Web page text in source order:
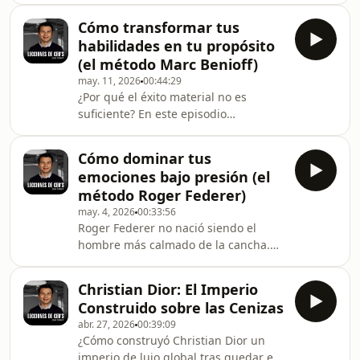
analiza la mente, la historia de origen
y el software psicológico de Steven
Bartlett, el multimillonario fundador
de Social Chain y host del aclamado
podcast The Diary of a CEO. Descubre
las leyes científicas y conductuales
exactas para vencer la
procrastinación,
Cómo transformar tus
habilidades en tu propósito
(el método Marc Benioff)
may. 11, 202600:44:29
¿Por qué el éxito material no es
suficiente? En este episodio
búsqueda de propósito lo llevó a
fundar Salesforce, transformando
para siempre la industria del
Software as a Service (SaaS) y el Cloud
Computing. Descubre el
&quot;método Benioff&quot; para
escalar empresas de 350 mil millones
de dólares sin perder el
alma.Analizamos
Cómo dominar tus
emociones bajo presión (el
método Roger Federer)
may. 4, 202600:33:56
Roger Federer no nació siendo el
hombre más calmado de la cancha.
en las gradas. Entonces, ¿cómo se
convirtió en el tenista más dominante
de la historia?En este episodio de
Lecciones de CEOs analizamos el
Christian Dior: El Imperio
Construido sobre las Cenizas
abr. 27, 202600:39:09
¿Cómo construyó Christian Dior un